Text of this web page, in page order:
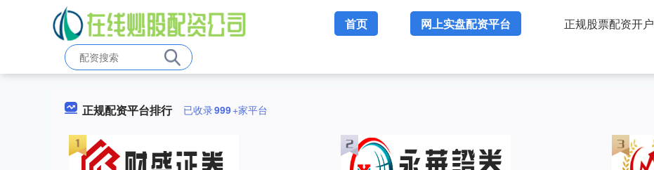
首页 网上实盘配资平台 正规股票配资开户
正规配资平台排行 已收录999+家平台